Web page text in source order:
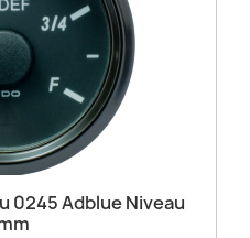
0245 Adblue Niveau